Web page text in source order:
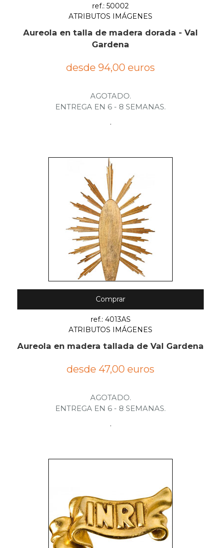
ref.: 50002
ATRIBUTOS IMÁGENES
Aureola en talla de madera dorada - Val
Gardena
desde 94,00 euros
AGOTADO.
ENTREGA EN 6 - 8 SEMANAS.
.
Comprar
ref.: 4013AS
ATRIBUTOS IMÁGENES
Aureola en madera tallada de Val Gardena
desde 47,00 euros
AGOTADO.
ENTREGA EN 6 - 8 SEMANAS.
.